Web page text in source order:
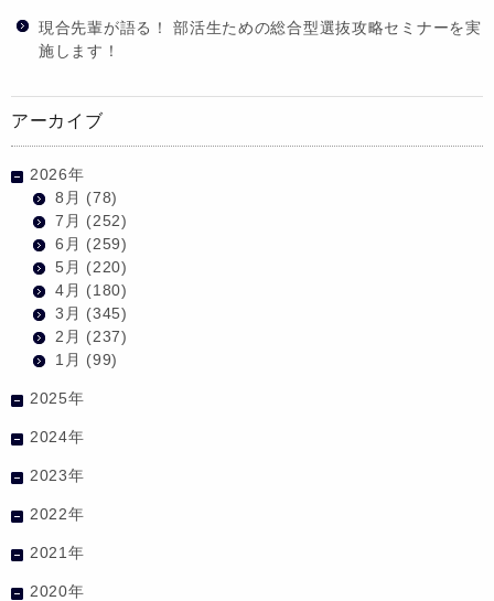
現合先輩が語る！ 部活生ための総合型選抜攻略セミナーを実
施します！
アーカイブ
2026年
8月 (78)
7月 (252)
6月 (259)
5月 (220)
4月 (180)
3月 (345)
2月 (237)
1月 (99)
2025年
2024年
2023年
2022年
2021年
2020年